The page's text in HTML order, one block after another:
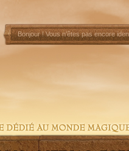
Bonjour !Vous n'êtes pas encore